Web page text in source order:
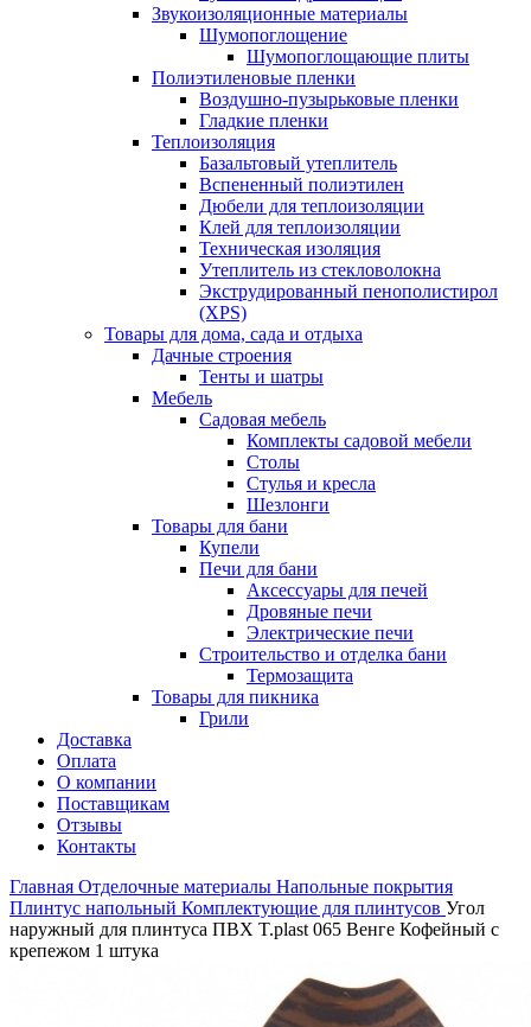
Звукоизоляционные материалы
Шумопоглощение
Шумопоглощающие плиты
Полиэтиленовые пленки
Воздушно-пузырьковые пленки
Гладкие пленки
Теплоизоляция
Базальтовый утеплитель
Вспененный полиэтилен
Дюбели для теплоизоляции
Клей для теплоизоляции
Техническая изоляция
Утеплитель из стекловолокна
Экструдированный пенополистирол
(XPS)
Товары для дома, сада и отдыха
Дачные строения
Тенты и шатры
Мебель
Садовая мебель
Комплекты садовой мебели
Столы
Стулья и кресла
Шезлонги
Товары для бани
Купели
Печи для бани
Аксессуары для печей
Дровяные печи
Электрические печи
Строительство и отделка бани
Термозащита
Товары для пикника
Грили
Доставка
Оплата
О компании
Поставщикам
Отзывы
Контакты
Главная Отделочные материалы Напольные покрытия
Плинтус напольный Комплектующие для плинтусов Угол
наружный для плинтуса ПВХ T.plast 065 Венге Кофейный с
крепежом 1 штука